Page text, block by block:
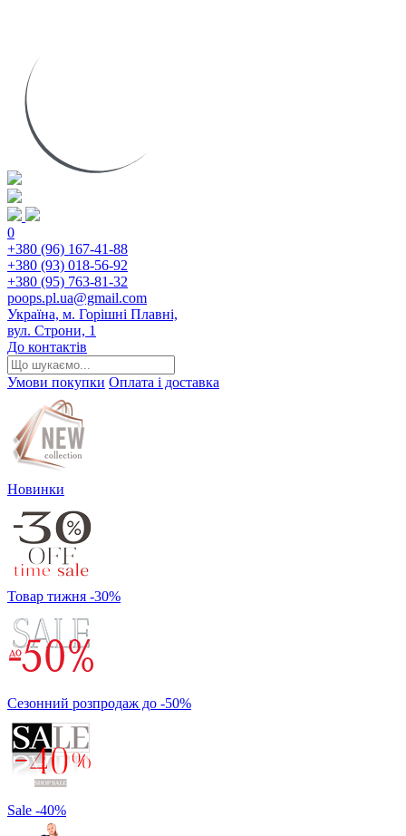
0
+380 (96) 167-41-88
+380 (93) 018-56-92
+380 (95) 763-81-32
poops.pl.ua@gmail.com
Україна, м. Горішні Плавні,
вул. Строни, 1
До контактів
Умови покупки Оплата і доставка
Новинки
Товар тижня -30%
Сезонний розпродаж до -50%
Sale -40%